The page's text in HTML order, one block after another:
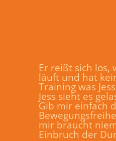
Er reißt sich los,
läuft und hat
Training was
Jess sieht es
Gib mir einfach
mir braucht
Einbruch der